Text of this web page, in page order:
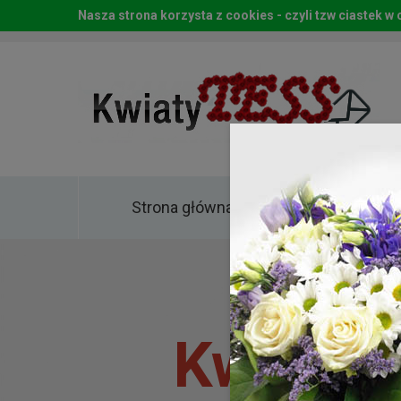
Strona główna
Kwiaty
Nasza strona korzysta z cookies - czyli tzw ciastek